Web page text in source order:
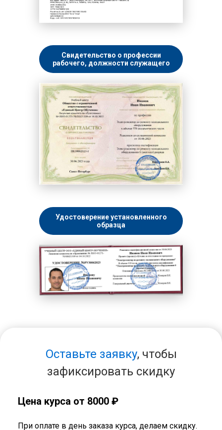
Свидетельство о профессии
рабочего, должности служащего
Удостоверение установленного
образца
Оставьте заявку, чтобы
зафиксировать скидку
Цена курса от 8000 ₽
При оплате в день заказа курса, делаем скидку.